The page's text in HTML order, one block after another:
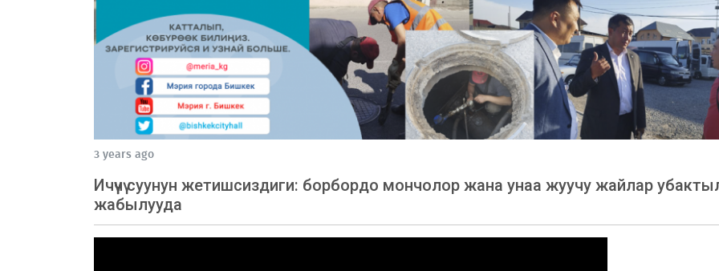
3 years ago
Ичүүчү суунун жетишсиздиги: борбордо мончолор жана унаа жуучу жайлар
жабылууда